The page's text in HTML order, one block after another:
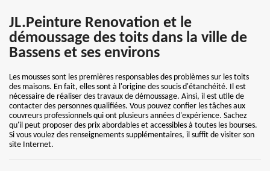
JL.Peinture Renovation et le
démoussage des toits dans la ville de
Bassens et ses environs
Les mousses sont les premières responsables des problèmes sur les toits
des maisons. En fait, elles sont à l'origine des soucis d'étanchéité. Il est
nécessaire de réaliser des travaux de démoussage. Ainsi, il est utile de
contacter des personnes qualifiées. Vous pouvez confier les tâches aux
couvreurs professionnels qui ont plusieurs années d'expérience. Sachez
qu'il peut proposer des prix abordables et accessibles à toutes les bourses.
Si vous voulez des renseignements supplémentaires, il suffit de visiter son
site Internet.